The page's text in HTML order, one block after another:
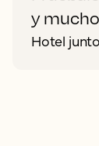
y
Hotel